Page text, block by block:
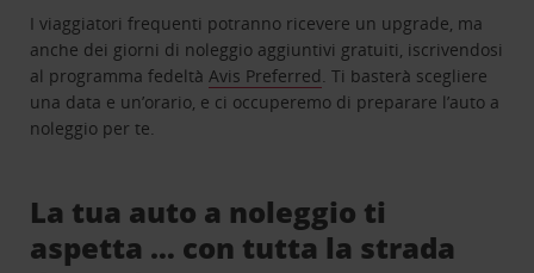
I viaggiatori frequenti potranno ricevere un upgrade, ma
anche dei giorni di noleggio aggiuntivi gratuiti, iscrivendosi
al programma fedeltàAvis Preferred. Ti basterà scegliere
una data e un’orario, e ci occuperemo di preparare l’auto a
noleggio per te.
La tua auto a noleggio ti
aspetta … con tutta la strada